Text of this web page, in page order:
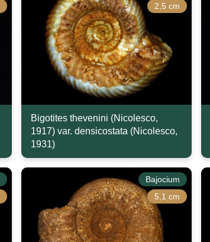
2,5 cm
Bigotites thevenini (Nicolesco,
1917) var. densicostata (Nicolesco,
1931)
Bajocium
5,1 cm